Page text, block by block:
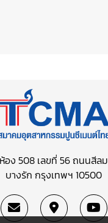
อง 508 เลขที่ 56 ถนนสีลม
บางรัก กรุงเทพฯ 10500